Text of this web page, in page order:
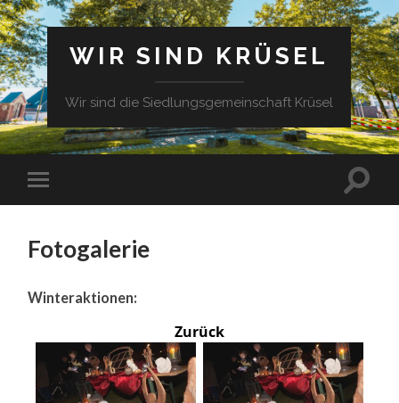
WIR SIND KRÜSEL
Wir sind die Siedlungsgemeinschaft Krüsel
Fotogalerie
Winteraktionen:
Zurück